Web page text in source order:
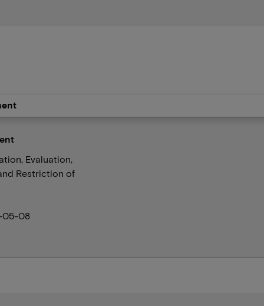
Evaluation,
Restriction of
05-08